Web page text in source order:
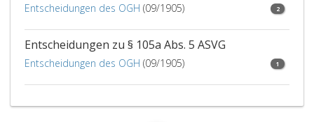
Entscheidungen des OGH (09/1905) 2
Entscheidungen zu § 105a Abs. 5 ASVG
Entscheidungen des OGH (09/1905) 1